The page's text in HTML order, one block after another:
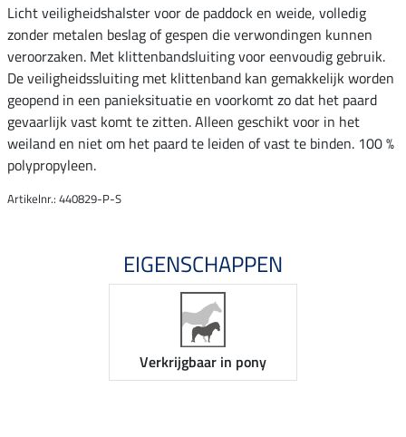
Licht veiligheidshalster voor de paddock en weide, volledig
zonder metalen beslag of gespen die verwondingen kunnen
veroorzaken. Met klittenbandsluiting voor eenvoudig gebruik.
De veiligheidssluiting met klittenband kan gemakkelijk worden
geopend in een panieksituatie en voorkomt zo dat het paard
gevaarlijk vast komt te zitten. Alleen geschikt voor in het
weiland en niet om het paard te leiden of vast te binden. 100 %
polypropyleen.
Artikelnr.: 440829-P-S
EIGENSCHAPPEN
Verkrijgbaar in pony